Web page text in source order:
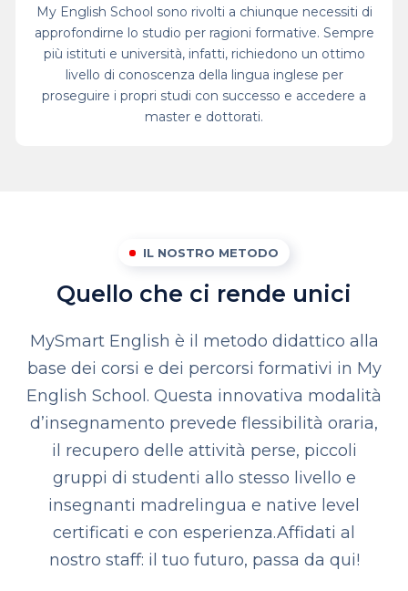
My English School sono rivolti a chiunque necessiti di
approfondirne lo studio per ragioni formative. Sempre
più istituti e università, infatti, richiedono un ottimo
livello di conoscenza della lingua inglese per
proseguire i propri studi con successo e accedere a
master e dottorati.
IL NOSTRO METODO
Quello che ci rende unici
MySmart English è il metodo didattico alla
base dei corsi e dei percorsi formativi in My
English School. Questa innovativa modalità
d’insegnamento prevede flessibilità oraria,
il recupero delle attività perse, piccoli
gruppi di studenti allo stesso livello e
insegnanti madrelingua e native level
certificati e con esperienza.Affidati al
nostro staff: il tuo futuro, passa da qui!